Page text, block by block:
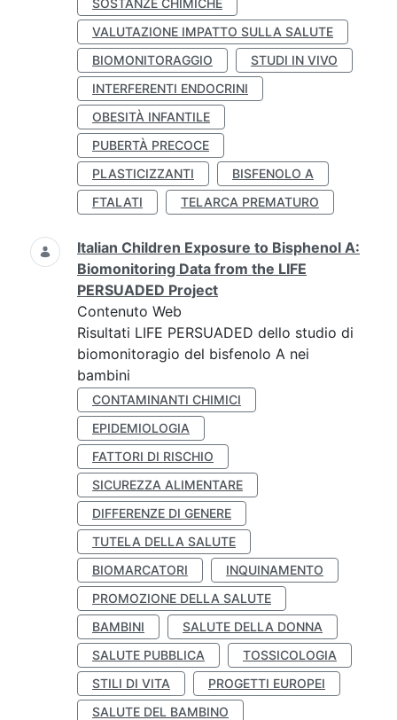
SOSTANZE CHIMICHE
VALUTAZIONE IMPATTO SULLA SALUTE
BIOMONITORAGGIO
STUDI IN VIVO
INTERFERENTI ENDOCRINI
OBESITÀ INFANTILE
PUBERTÀ PRECOCE
PLASTICIZZANTI
BISFENOLO A
FTALATI
TELARCA PREMATURO
Italian Children Exposure to Bisphenol A:
Biomonitoring Data from the LIFE
PERSUADED Project
Contenuto Web
Risultati LIFE PERSUADED dello studio di
biomonitoragio del bisfenolo A nei
bambini
CONTAMINANTI CHIMICI
EPIDEMIOLOGIA
FATTORI DI RISCHIO
SICUREZZA ALIMENTARE
DIFFERENZE DI GENERE
TUTELA DELLA SALUTE
BIOMARCATORI
INQUINAMENTO
PROMOZIONE DELLA SALUTE
BAMBINI
SALUTE DELLA DONNA
SALUTE PUBBLICA
TOSSICOLOGIA
STILI DI VITA
PROGETTI EUROPEI
SALUTE DEL BAMBINO